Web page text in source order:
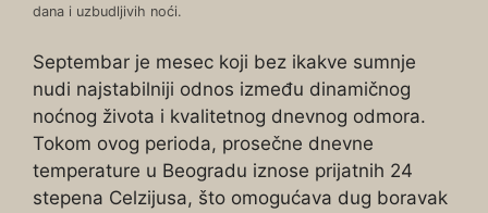
dana i uzbudljivih noći.
Septembar je mesec koji bez ikakve sumnje
nudi najstabilniji odnos između dinamičnog
noćnog života i kvalitetnog dnevnog odmora.
Tokom ovog perioda, prosečne dnevne
temperature u Beogradu iznose prijatnih 24
stepena Celzijusa, što omogućava dug boravak